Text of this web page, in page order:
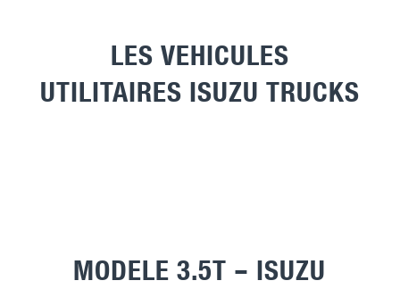
LES VEHICULES
UTILITAIRES ISUZU TRUCKS
MODELE 3.5T – ISUZU